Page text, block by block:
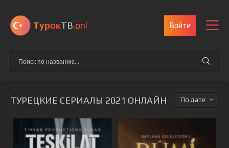
ТурокТВ.onl Войти
ТУРЕЦКИЕ СЕРИАЛЫ 2021 ОНЛАЙН дате